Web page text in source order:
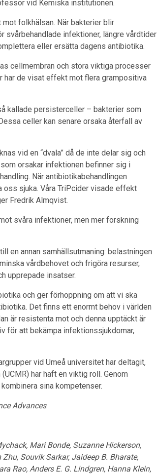
vid Kemiska institutionen.
folkhälsan. När bakterier blir
infektioner, längre vårdtider
eller ersätta dagens antibiotika.
cellmembran och störa viktiga processer
har de visat effekt mot flera grampositiva
kallade persisterceller – bakterier som
celler kan senare orsaka återfall av
vid en “dvala” då de inte delar sig och
orsakar infektionen befinner sig i
När antibiotikabehandlingen
oss sjuka. Våra TriPcider visade effekt
Fredrik Almqvist.
svåra infektioner, men mer forskning
en annan samhällsutmaning: belastningen
vårdbehovet och frigöra resurser,
upprepade insatser.
och ger förhoppning om att vi ska
Det finns ett enormt behov i världen
är resistenta mot och denna upptäckt är
för att bekämpa infektionssjukdomar,
vid Umeå universitet har deltagit,
har haft en viktig roll. Genom
sina kompetenser.
Advances.
Mari Bonde, Suzanne Hickerson,
Souvik Sarkar, Jaideep B. Bharate,
Rao, Anders E. G. Lindgren, Hanna Klein,